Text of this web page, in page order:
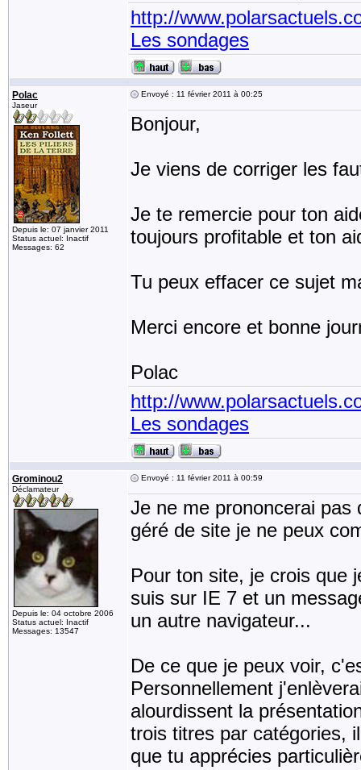
http://
Les sondages
Polac
Jaseur
Depuis le: 07 janvier 2011
Status actuel: Inactif
Messages: 62
Envoyé : 11 février 2011 à 00:25
Bonjour,
Je viens de corriger les
Je te remercie pour ton
toujours profitable et ton
Tu peux effacer ce sujet
Merci encore et bonne
Polac
http://
Les sondages
Grominou2
Déclamateur
Depuis le: 04 octobre 2006
Status actuel: Inactif
Messages: 13547
Envoyé : 11 février 2011 à 00:59
Je ne me prononcerai pas
géré de site je ne peux
Pour ton site, je crois que
suis sur IE 7 et un
un autre navigateur...
De ce que je peux voir,
Personnellement
alourdissent la
trois titres par catégories,
que tu apprécies